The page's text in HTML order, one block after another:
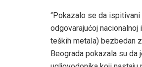
“Pokazalo se da
odgovarajućoj
teških metala) bezbedan
Beograda pokazala su